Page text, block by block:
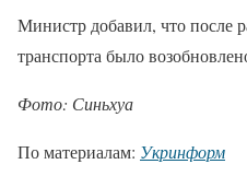
Министр добавил, что после
транспорта было
Фото: Синьхуа
По материалам: Укринформ